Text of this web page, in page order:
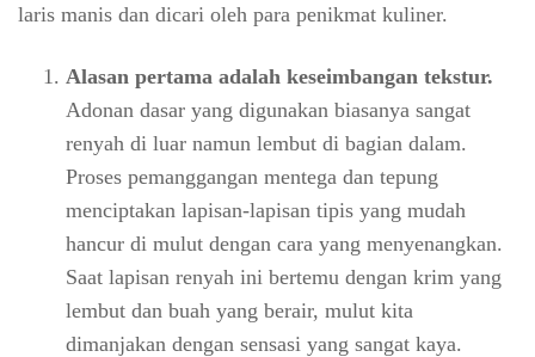
laris manis dan dicari oleh para penikmat kuliner.
Alasan pertama adalah keseimbangan tekstur.
Adonan dasar yang digunakan biasanya sangat
renyah di luar namun lembut di bagian dalam.
Proses pemanggangan mentega dan tepung
menciptakan lapisan-lapisan tipis yang mudah
hancur di mulut dengan cara yang menyenangkan.
Saat lapisan renyah ini bertemu dengan krim yang
lembut dan buah yang berair, mulut kita
dimanjakan dengan sensasi yang sangat kaya.